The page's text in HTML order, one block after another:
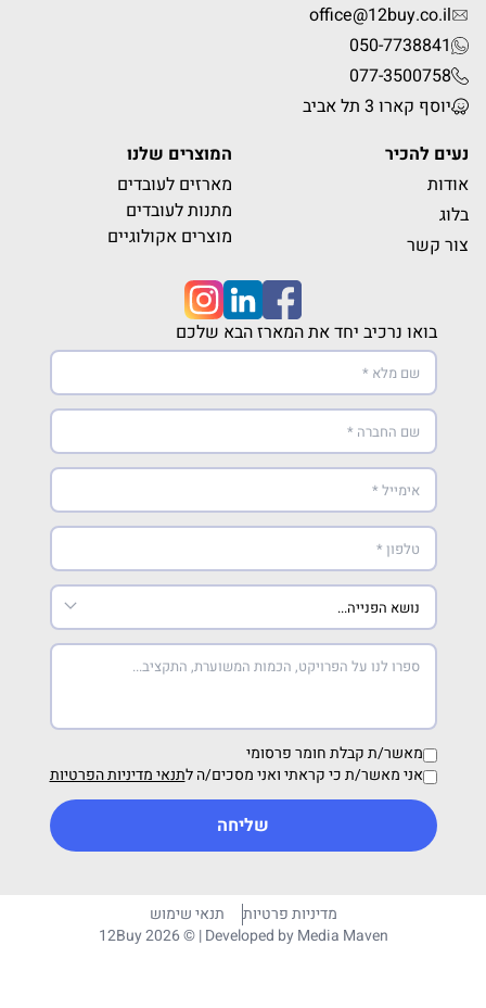
office@12buy.co.il
050-7738841
077-3500758
יוסף קארו 3 תל אביב
נעים להכיר
אודות
בלוג
צור קשר
המוצרים שלנו
מארזים לעובדים
מתנות לעובדים
מוצרים אקולוגיים
בואו נרכיב יחד את המארז הבא שלכם
מאשר/ת קבלת חומר פרסומי
אני מאשר/ת כי קראתי ואני מסכים/ה לתנאי מדיניות הפרטיות
שליחה
מדיניות פרטיות
תנאי שימוש
12Buy 2026 © | Developed byMedia Maven